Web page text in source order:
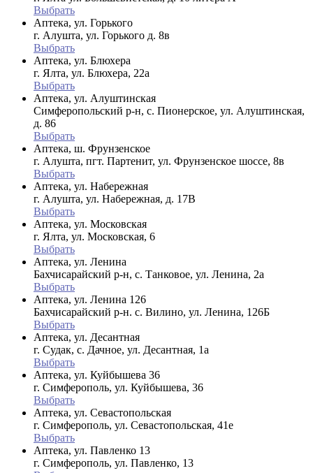
Выбрать
Аптека, ул. Горького
г. Алушта, ул. Горького д. 8в
Выбрать
Аптека, ул. Блюхера
г. Ялта, ул. Блюхера, 22а
Выбрать
Аптека, ул. Алуштинская
Симферопольский р-н, с. Пионерское, ул. Алуштинская,
д. 86
Выбрать
Аптека, ш. Фрунзенское
г. Алушта, пгт. Партенит, ул. Фрунзенское шоссе, 8в
Выбрать
Аптека, ул. Набережная
г. Алушта, ул. Набережная, д. 17В
Выбрать
Аптека, ул. Московская
г. Ялта, ул. Московская, 6
Выбрать
Аптека, ул. Ленина
Бахчисарайский р-н, с. Танковое, ул. Ленина, 2а
Выбрать
Аптека, ул. Ленина 126
Бахчисарайский р-н. с. Вилино, ул. Ленина, 126Б
Выбрать
Аптека, ул. Десантная
г. Судак, с. Дачное, ул. Десантная, 1а
Выбрать
Аптека, ул. Куйбышева 36
г. Симферополь, ул. Куйбышева, 36
Выбрать
Аптека, ул. Севастопольская
г. Симферополь, ул. Севастопольская, 41е
Выбрать
Аптека, ул. Павленко 13
г. Симферополь, ул. Павленко, 13